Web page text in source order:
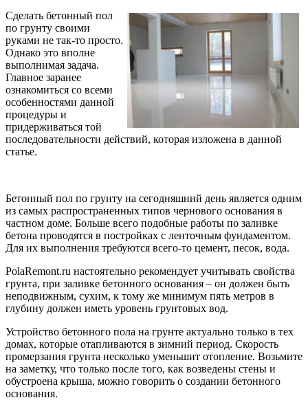
Сделать бетонный пол
по грунту своими
руками не так-то просто.
Однако это вполне
выполнимая задача.
Главное заранее
ознакомиться со всеми
особенностями данной
процедуры и
придерживаться той
последовательности действий, которая изложена в данной
статье.
Бетонный пол по грунту на сегодняшний день является одним
из самых распространенных типов чернового основания в
частном доме. Больше всего подобные работы по заливке
бетона проводятся в постройках с ленточным фундаментом.
Для их выполнения требуются всего-то цемент, песок, вода.
PolaRemont.ru настоятельно рекомендует учитывать свойства
грунта, при заливке бетонного основания – он должен быть
неподвижным, сухим, к тому же минимум пять метров в
глубину должен иметь уровень грунтовых вод.
Устройство бетонного пола на грунте актуально только в тех
домах, которые отапливаются в зимний период. Скорость
промерзания грунта несколько уменьшит отопление. Возьмите
на заметку, что только после того, как возведены стены и
обустроена крыша, можно говорить о создании бетонного
основания.